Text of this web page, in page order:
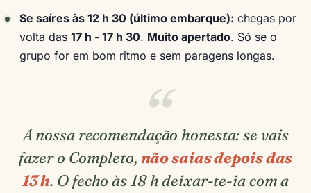
Se saíres às 12 h 30 (último embarque): chegas por
volta das 17 h - 17 h 30. Muito apertado. Só se o
grupo for em bom ritmo e sem paragens longas.
A nossa recomendação honesta: se vais
fazer o Completo, não saias depois das
13 h. O fecho às 18 h deixar-te-ia com a